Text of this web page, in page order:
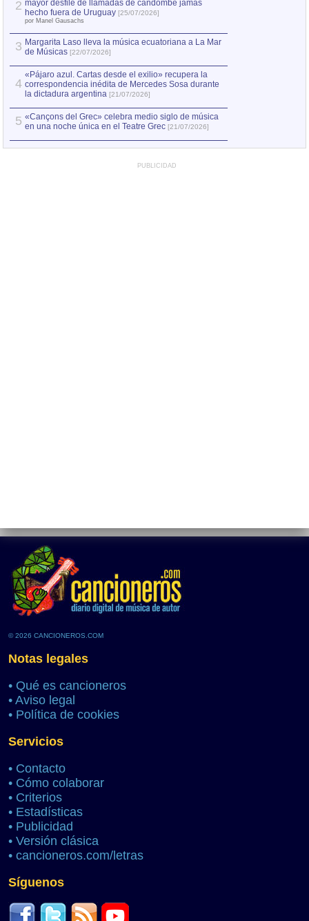
2 mayor desfile de llamadas de candombe jamás
hecho fuera de Uruguay [25/07/2026]
por Manel Gausachs
3 Margarita Laso lleva la música ecuatoriana a La Mar
de Músicas [22/07/2026]
4
«Pájaro azul. Cartas desde el exilio» recupera la
correspondencia inédita de Mercedes Sosa durante
la dictadura argentina [21/07/2026]
5 «Cançons del Grec» celebra medio siglo de música
en una noche única en el Teatre Grec [21/07/2026]
PUBLICIDAD
© 2026 CANCIONEROS.COM
Notas legales
• Qué es cancioneros
• Aviso legal
• Política de cookies
Servicios
• Contacto
• Cómo colaborar
• Criterios
• Estadísticas
• Publicidad
• Versión clásica
• cancioneros.com/letras
Síguenos